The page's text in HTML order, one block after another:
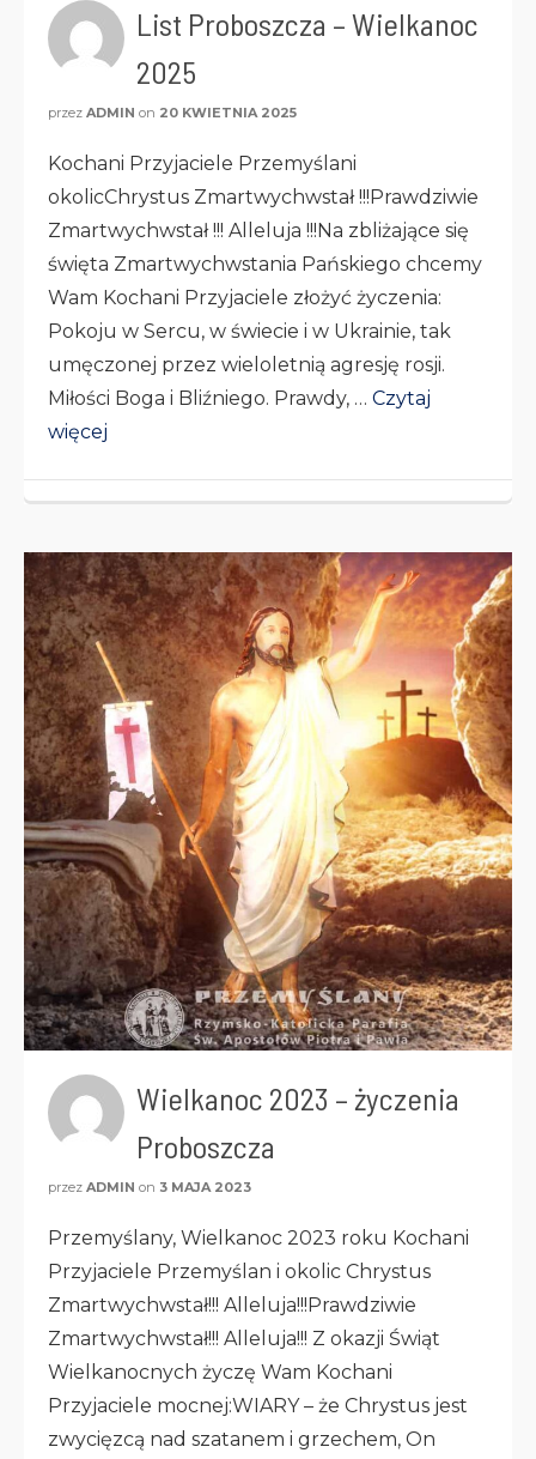
List Proboszcza – Wielkanoc
2025
przez ADMIN on 20 KWIETNIA 2025
Kochani Przyjaciele Przemyślani
okolicChrystus Zmartwychwstał !!!Prawdziwie
Zmartwychwstał !!! Alleluja !!!Na zbliżające się
święta Zmartwychwstania Pańskiego chcemy
Wam Kochani Przyjaciele złożyć życzenia:
Pokoju w Sercu, w świecie i w Ukrainie, tak
umęczonej przez wieloletnią agresję rosji.
Miłości Boga i Bliźniego. Prawdy, … Czytaj
więcej
Wielkanoc 2023 – życzenia
Proboszcza
przez ADMIN on 3 MAJA 2023
Przemyślany, Wielkanoc 2023 roku Kochani
Przyjaciele Przemyślan i okolic Chrystus
Zmartwychwstał!!! Alleluja!!!Prawdziwie
Zmartwychwstał!!! Alleluja!!! Z okazji Świąt
Wielkanocnych życzę Wam Kochani
Przyjaciele mocnej:WIARY – że Chrystus jest
zwycięzcą nad szatanem i grzechem, On